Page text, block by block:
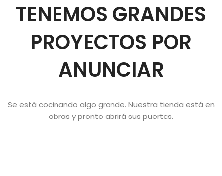
TENEMOS GRANDES
PROYECTOS POR
ANUNCIAR
Se está cocinando algo grande. Nuestra tienda está en
obras y pronto abrirá sus puertas.